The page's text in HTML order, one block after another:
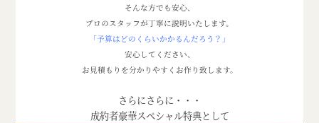
そんな方でも安心、
プロのスタッフが丁寧に説明いたします。
「予算はどのくらいかかるんだろう？」
安心してください、
お見積もりを分かりやすくお作り致します。
さらにさらに・・・
成約者豪華スペシャル特典として